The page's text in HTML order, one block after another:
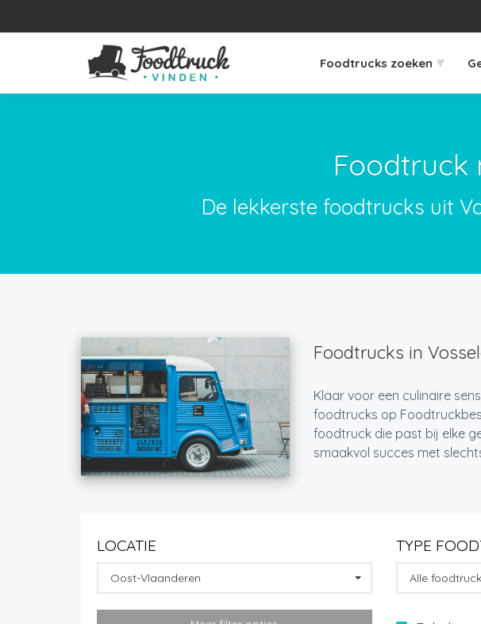
Foodtrucks zoeken ▾
Foodtruck
De lekkerste foodtrucks uit
Foodtrucks in
Klaar voor een culinaire
foodtrucks op
foodtruck die past bij elke
smaakvol succes met
LOCATIE
Oost-Vlaanderen
TYPE
Alle